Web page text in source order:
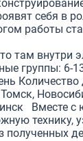
себя в
работы
там внутри
группы: 6-
Количество
Вместе
технику,
полученных